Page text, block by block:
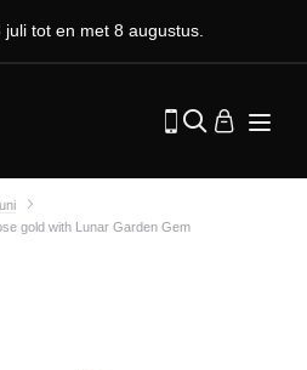
tot en met 8 augustus.
gold with Lunar Garden Gem